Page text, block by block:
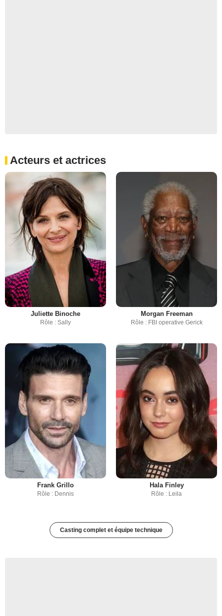
Acteurs et actrices
Juliette Binoche
Rôle : Sally
Morgan Freeman
Rôle : FBI operative Gerick
Frank Grillo
Rôle : Dennis
Hala Finley
Rôle : Leila
Casting complet et équipe technique